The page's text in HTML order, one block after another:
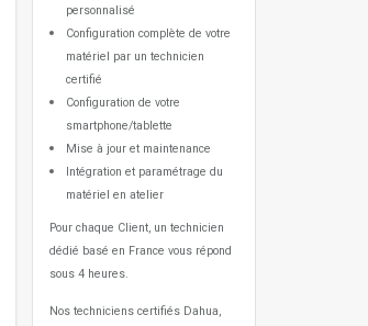
personnalisé
Configuration complète de votre
matériel par un technicien
certifié
Configuration de votre
smartphone/tablette
Mise à jour et maintenance
Intégration et paramétrage du
matériel en atelier
Pour chaque Client, un technicien
dédié basé en France vous répond
sous 4 heures.
Nos techniciens certifiés Dahua,